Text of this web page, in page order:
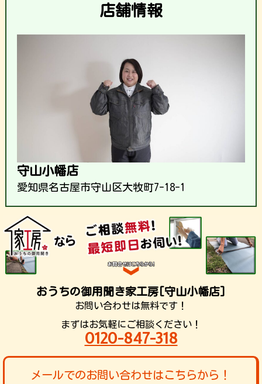
店舗情報
守山小幡店
愛知県名古屋市守山区大牧町7-18-1
おうちの御用聞き家工房[守山小幡店]
お問い合わせは無料です！
まずはお気軽にご相談ください！
0120-847-318
メールでのお問い合わせはこちらから！